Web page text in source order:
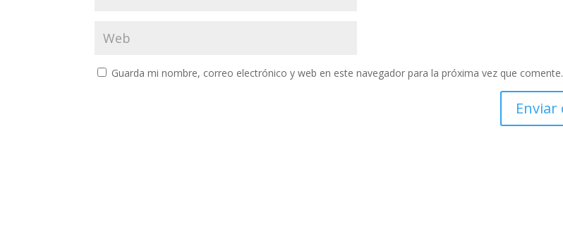
Guarda mi nombre, correo electrónico y web en este navegador para la próxima vez que comente.